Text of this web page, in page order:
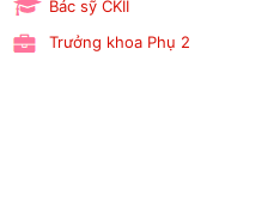
Bác sỹ CKII
Trưởng khoa Phụ 2